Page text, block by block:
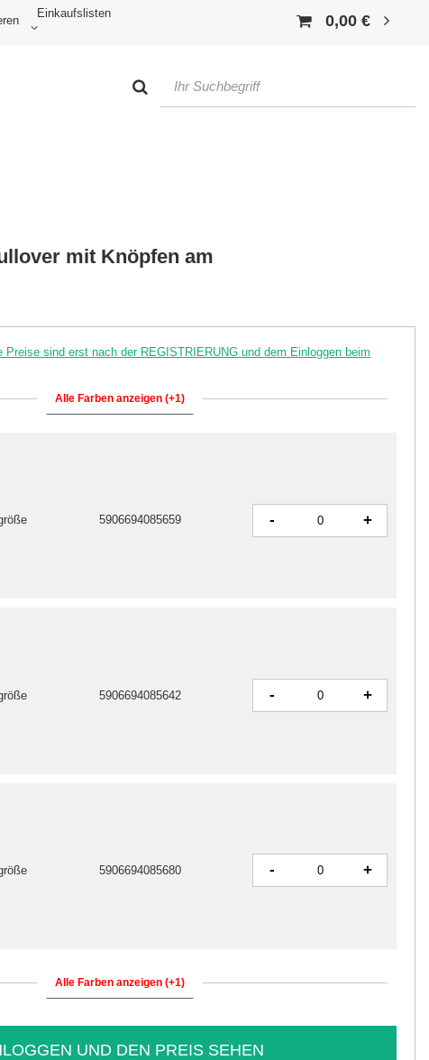
Einkaufslisten 0,00 €
mit Knöpfen am
Preise sind erst nach der REGISTRIERUNG und dem Einloggen beim
Alle Farben anzeigen (+1)
5906694085642 - +
5906694085659 - +
5906694085680 - +
Alle Farben anzeigen (+1)
UND DEN PREIS SEHEN